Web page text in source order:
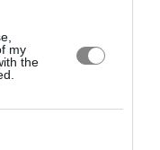
my
the